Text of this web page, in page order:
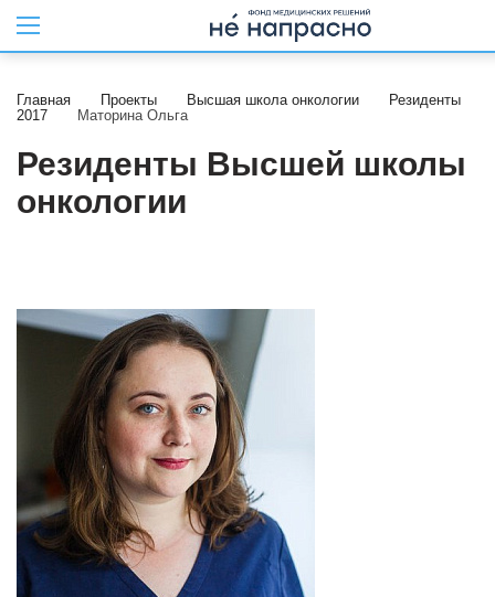
Главная Проекты Высшая школа онкологии
Резиденты
2017
Маторина Ольга
Резиденты Высшей школы
онкологии